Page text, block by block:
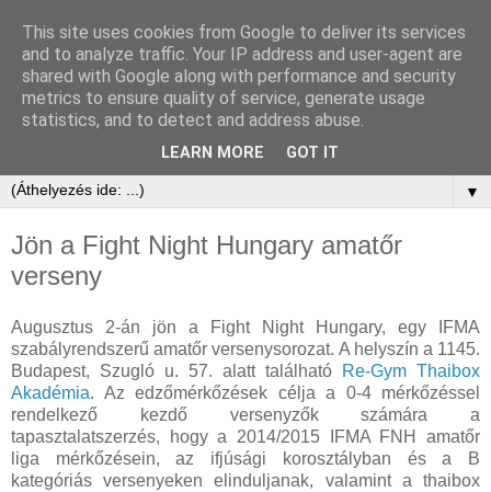
▼
Jön a Fight Night Hungary amatőr
verseny
Augusztus 2-án jön a Fight Night Hungary, egy IFMA
szabályrendszerű amatőr versenysorozat. A helyszín a 1145.
Budapest, Szugló u. 57. alatt található
Re-Gym Thaibox
Akadémia. Az edzőmérkőzések célja a 0-4 mérkőzéssel
rendelkező kezdő versenyzők számára a
tapasztalatszerzés, hogy a 2014/2015 IFMA FNH amatőr
liga mérkőzésein, az ifjúsági korosztályban és a B
kategóriás versenyeken elinduljanak, valamint a thaibox
This site uses cookies from Google to deliver its services
and to analyze traffic. Your IP address and user-agent are
shared with Google along with performance and security
metrics to ensure quality of service, generate usage
statistics, and to detect and address abuse.
LEARN MORE GOT IT